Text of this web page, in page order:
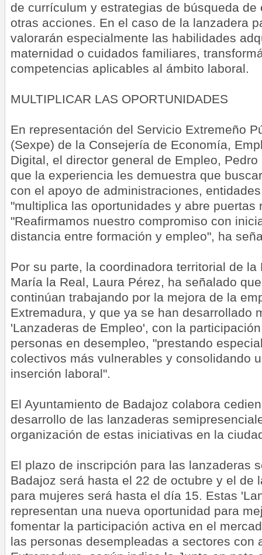
de currículum y estrategias de búsqueda de
otras acciones. En el caso de la lanzadera
valorarán especialmente las habilidades
maternidad o cuidados familiares,
competencias aplicables al ámbito laboral.
MULTIPLICAR LAS OPORTUNIDADES
En representación del Servicio Extremeño
(Sexpe) de la Consejería de Economía,
Digital, el director general de Empleo,
que la experiencia les demuestra que
con el apoyo de administraciones,
"multiplica las oportunidades y abre puertas
"Reafirmamos nuestro compromiso con
distancia entre formación y empleo", ha
Por su parte, la coordinadora territorial de la
María la Real, Laura Pérez, ha señalado
continúan trabajando por la mejora de la
Extremadura, y que ya se han desarrollado
'Lanzaderas de Empleo', con la
personas en desempleo, "prestando
colectivos más vulnerables y consolidando
inserción laboral".
El Ayuntamiento de Badajoz colabora
desarrollo de las lanzaderas
organización de estas iniciativas en la
El plazo de inscripción para las lanzaderas
Badajoz será hasta el 22 de octubre y el de
para mujeres será hasta el día 15. Estas
representan una nueva oportunidad para
fomentar la participación activa en el
las personas desempleadas a sectores con